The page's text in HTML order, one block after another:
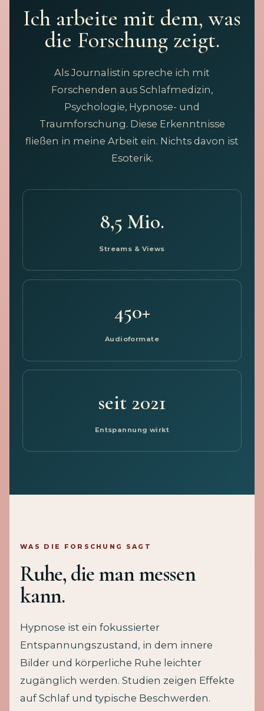
Ich arbeite mit dem, was
die Forschung zeigt.
Als Journalistin spreche ich mit
Forschenden aus Schlafmedizin,
Psychologie, Hypnose- und
Traumforschung. Diese Erkenntnisse
fließen in meine Arbeit ein. Nichts davon ist
Esoterik.
8,5 Mio.
Streams & Views
450+
Audioformate
seit 2021
Entspannung wirkt
WAS DIE FORSCHUNG SAGT
Ruhe, die man messen
kann.
Hypnose ist ein fokussierter
Entspannungszustand, in dem innere
Bilder und körperliche Ruhe leichter
zugänglich werden. Studien zeigen Effekte
auf Schlaf und typische Beschwerden.